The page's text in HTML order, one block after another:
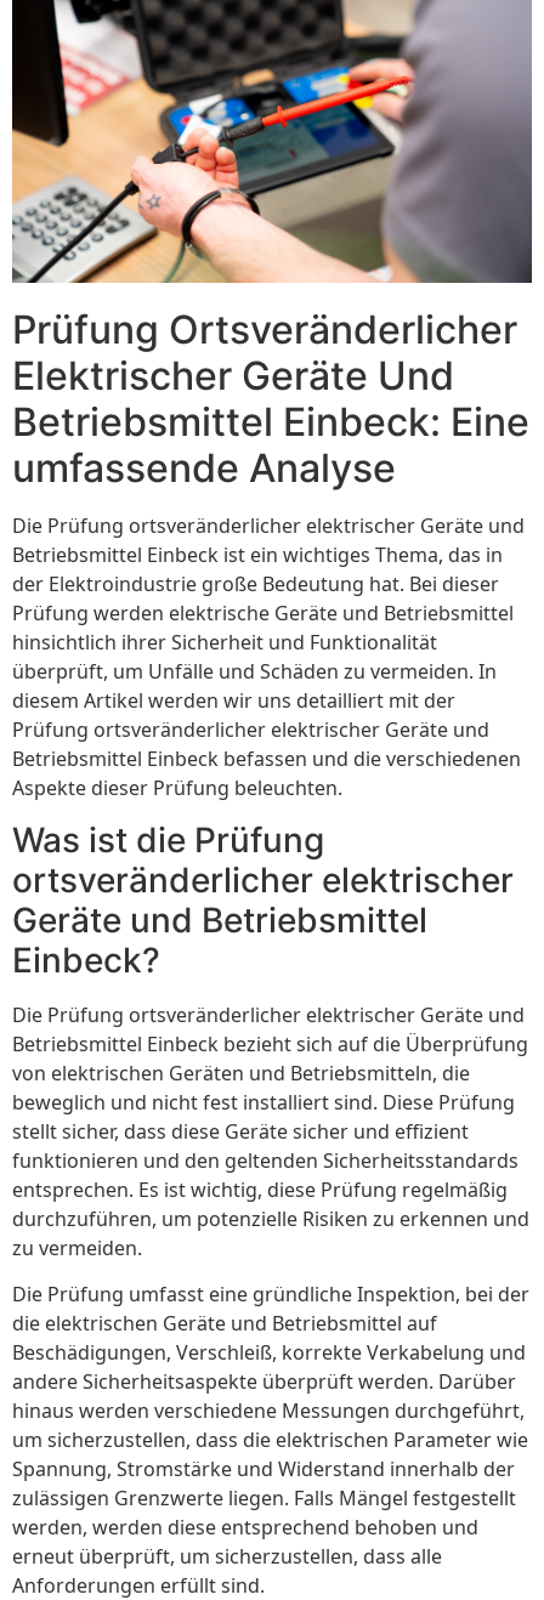
Prüfung Ortsveränderlicher
Elektrischer Geräte Und
Betriebsmittel Einbeck: Eine
umfassende Analyse
Die Prüfung ortsveränderlicher elektrischer Geräte und
Betriebsmittel Einbeck ist ein wichtiges Thema, das in
der Elektroindustrie große Bedeutung hat. Bei dieser
Prüfung werden elektrische Geräte und Betriebsmittel
hinsichtlich ihrer Sicherheit und Funktionalität
überprüft, um Unfälle und Schäden zu vermeiden. In
diesem Artikel werden wir uns detailliert mit der
Prüfung ortsveränderlicher elektrischer Geräte und
Betriebsmittel Einbeck befassen und die verschiedenen
Aspekte dieser Prüfung beleuchten.
Was ist die Prüfung
ortsveränderlicher elektrischer
Geräte und Betriebsmittel
Einbeck?
Die Prüfung ortsveränderlicher elektrischer Geräte und
Betriebsmittel Einbeck bezieht sich auf die Überprüfung
von elektrischen Geräten und Betriebsmitteln, die
beweglich und nicht fest installiert sind. Diese Prüfung
stellt sicher, dass diese Geräte sicher und effizient
funktionieren und den geltenden Sicherheitsstandards
entsprechen. Es ist wichtig, diese Prüfung regelmäßig
durchzuführen, um potenzielle Risiken zu erkennen und
zu vermeiden.
Die Prüfung umfasst eine gründliche Inspektion, bei der
die elektrischen Geräte und Betriebsmittel auf
Beschädigungen, Verschleiß, korrekte Verkabelung und
andere Sicherheitsaspekte überprüft werden. Darüber
hinaus werden verschiedene Messungen durchgeführt,
um sicherzustellen, dass die elektrischen Parameter wie
Spannung, Stromstärke und Widerstand innerhalb der
zulässigen Grenzwerte liegen. Falls Mängel festgestellt
werden, werden diese entsprechend behoben und
erneut überprüft, um sicherzustellen, dass alle
Anforderungen erfüllt sind.